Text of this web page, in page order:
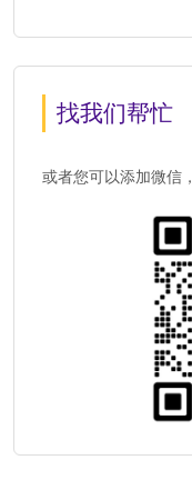
找我们帮忙
或者您可以添加微信